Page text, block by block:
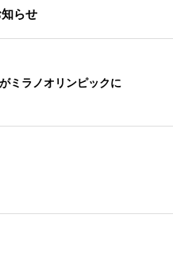
らせ
ミラノオリンピックに